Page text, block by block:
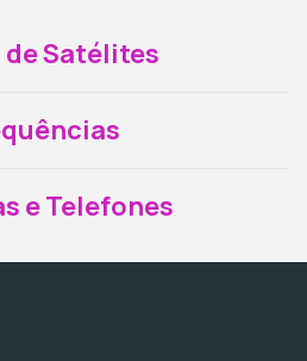
de Satélites
e Telefones